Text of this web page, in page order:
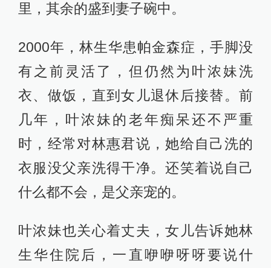
里，其余的盛到妻子碗中。
2000年，林生华患帕金森症，手脚没
有之前灵活了，但仍然为叶浓妹洗
衣、做饭，直到女儿退休后接替。前
几年，叶浓妹的老年痴呆还不严重
时，经常对林惠君说，她给自己洗的
衣服没父亲洗得干净。还笑着说自己
什么都不会，是父亲宠的。
叶浓妹也关心着丈夫，女儿告诉她林
生华住院后，一直咿咿呀呀要说什